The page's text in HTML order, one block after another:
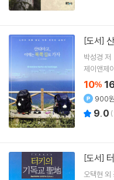
[도서]
박성경 저
제이앤제
10%
900원
9.0 (
[도서]
오택현 외